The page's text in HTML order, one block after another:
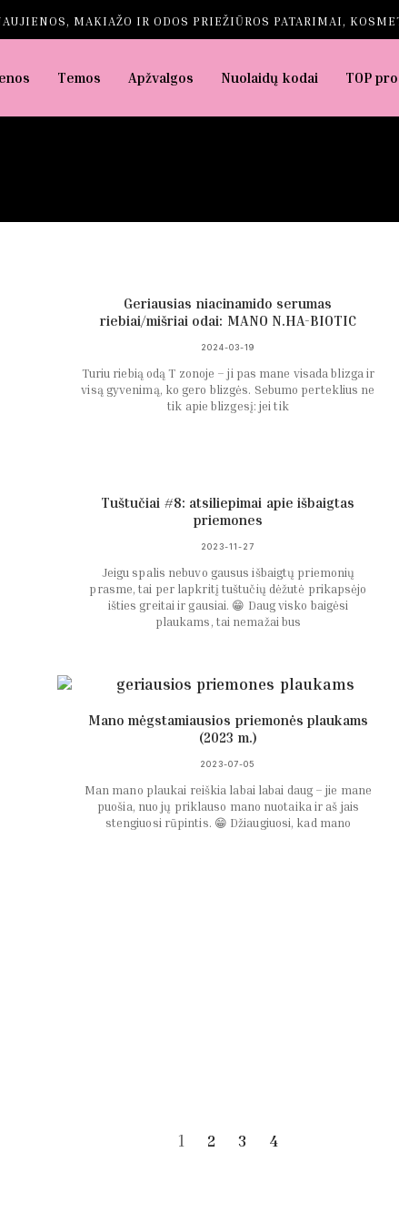
MAKIAŽO IR ODOS PRIEŽIŪROS PATARIMAI,
Temos Apžvalgos Nuolaidų kodai TOP
Geriausias niacinamido serumas
riebiai/mišriai odai: MANO N.HA-BIOTIC
2024-03-19
Turiu riebią odą T zonoje – ji pas mane visada blizga ir
visą gyvenimą, ko gero blizgės. Sebumo perteklius ne
tik apie blizgesį: jei tik
Tuštučiai #8: atsiliepimai apie išbaigtas
priemones
2023-11-27
Jeigu spalis nebuvo gausus išbaigtų priemonių
prasme, tai per lapkritį tuštučių dėžutė prikapsėjo
išties greitai ir gausiai. 😁 Daug visko baigėsi
plaukams, tai nemažai bus
Mano mėgstamiausios priemonės plaukams
(2023 m.)
2023-07-05
Man mano plaukai reiškia labai labai daug – jie mane
puošia, nuo jų priklauso mano nuotaika ir aš jais
stengiuosi rūpintis. 😁 Džiaugiuosi, kad mano
1 2 3 4